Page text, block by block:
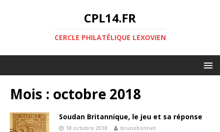
CPL14.FR
CERCLE PHILATÉLIQUE LEXOVIEN
Mois : octobre 2018
Soudan Britannique, le jeu et sa réponse
18 octobre 2018 brunobonnet